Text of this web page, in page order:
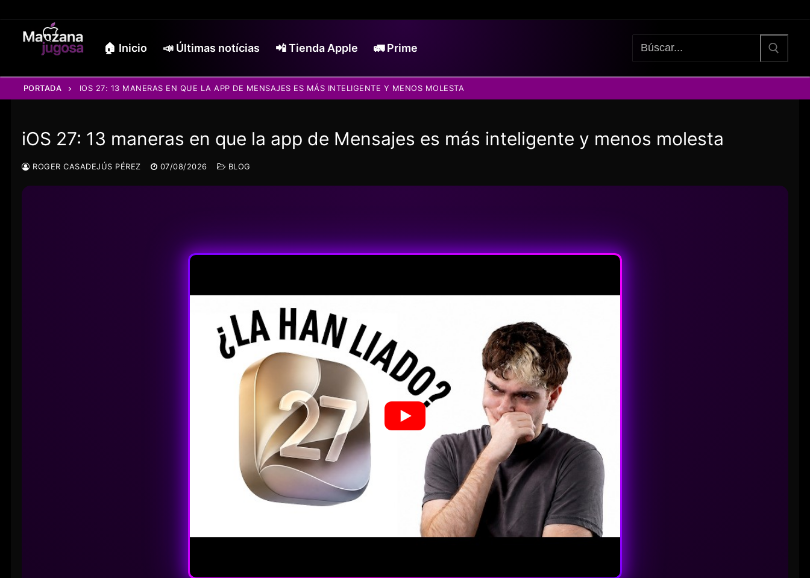
contenido
🏠 Inicio 📣 Últimas notícias 📲 Tienda Apple 🚛 Prime Buscar:
PORTADA IOS 27: 13 MANERAS EN QUE LA APP DE MENSAJES ES MÁS INTELIGENTE Y MENOS MOLESTA
iOS 27: 13 maneras en que la app de Mensajes es más inteligente y menos molesta
ROGER CASADEJÚS PÉREZ 07/08/2026 BLOG